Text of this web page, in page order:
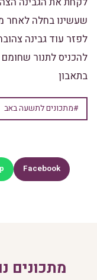
שעשינו בחלה לאחר
לפזר עוד גבינה
להכניס לתנור שחומם מראש ל 180
בתאבון
#מתכונים לתשעה באב
Facebook
מתכונים